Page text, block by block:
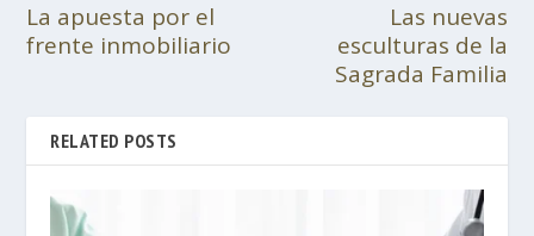
La apuesta por el
frente inmobiliario
Las nuevas
esculturas de la
Sagrada Familia
RELATED POSTS